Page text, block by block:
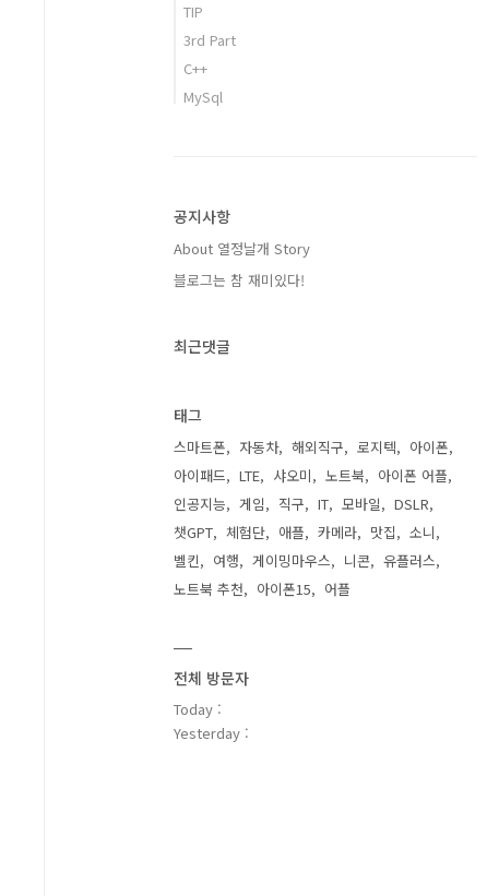
TIP
3rd Part
C++
MySql
공지사항
About 열정날개 Story
블로그는 참 재미있다!
최근댓글
태그
스마트폰 자동차 해외직구 로지텍
아이폰
아이패드
LTE 샤오미 노트북
아이폰 어플
인공지능
게임 직구 IT 모바일
DSLR
챗GPT
체험단 애플 카메라 맛집
소니
벨킨
여행 게이밍마우스 니콘
유플러스
노트북 추천
아이폰15 어플
전체 방문자
Today :
Yesterday :